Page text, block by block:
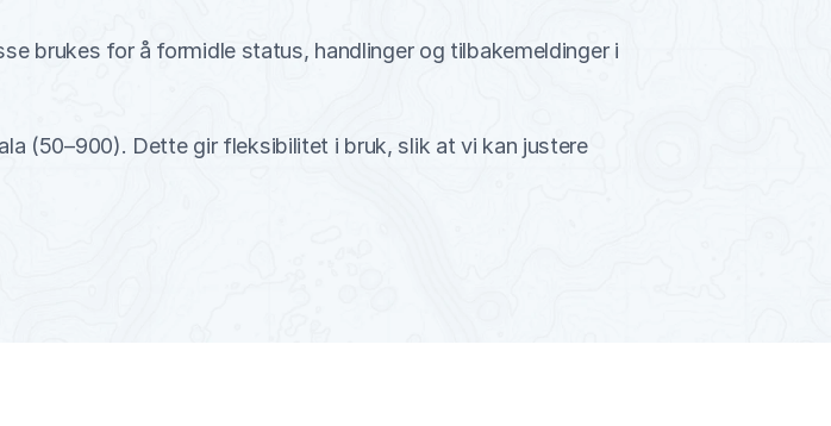
brukes for å formidle status, handlinger og tilbakemeldinger i
(50–900). Dette gir fleksibilitet i bruk, slik at vi kan justere